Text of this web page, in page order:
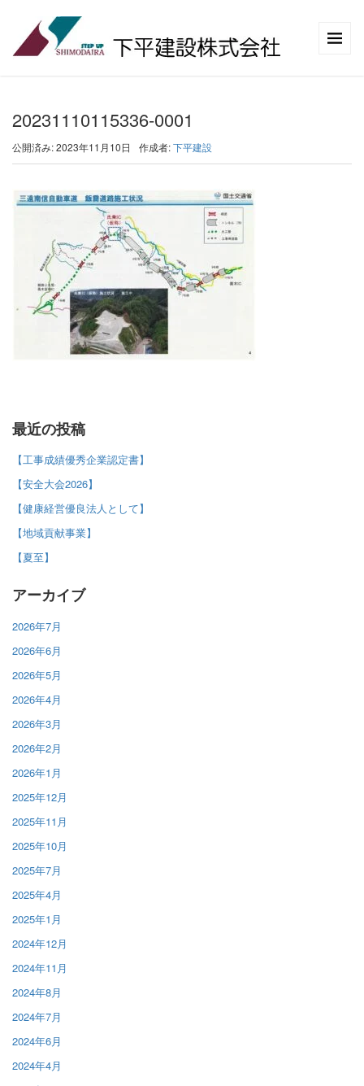
20231110115336-0001
公開済み: 2023年11月10日 作成者:下平建設
最近の投稿
【工事成績優秀企業認定書】
【安全大会2026】
【健康経営優良法人として】
【地域貢献事業】
【夏至】
アーカイブ
2026年7月
2026年6月
2026年5月
2026年4月
2026年3月
2026年2月
2026年1月
2025年12月
2025年11月
2025年10月
2025年7月
2025年4月
2025年1月
2024年12月
2024年11月
2024年8月
2024年7月
2024年6月
2024年4月